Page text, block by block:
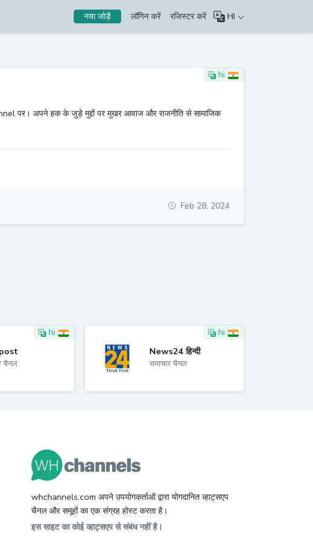
नया जोड़ें लॉगिन करें रजिस्टर करें HI
hi
अपने हक के जुड़े मुद्दों पर मुखर आवाज और राजनीति से सामाजिक
Feb 28, 2024
hi
चैनल
hi
News24 हिन्दी
समाचार चैनल
whchannels.com अपने उपयोगकर्ताओं द्वारा योगदानित व्हाट्सएप
चैनल और समूहों का एक संग्रह होस्ट करता है।
इस साइट का कोई व्हाट्सएप से संबंध नहीं है।